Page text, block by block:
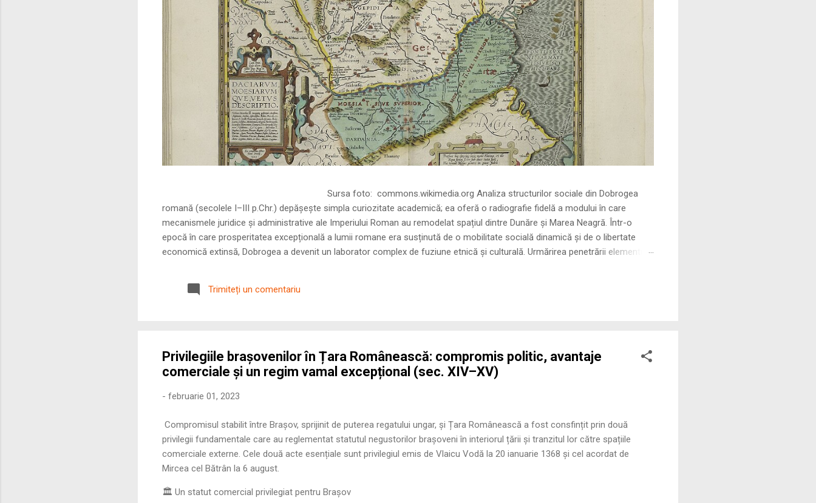
Sursa foto: commons.wikimedia.org Analiza structurilor sociale din Dobrogea
romană (secolele I–III p.Chr.) depășește simpla curiozitate academică; ea oferă o radiografie fidelă a modului în care
mecanismele juridice și administrative ale Imperiului Roman au remodelat spațiul dintre Dunăre și Marea Neagră. Într-o
epocă în care prosperitatea excepțională a lumii romane era susținută de o mobilitate socială dinamică și de o libertate
economică extinsă, Dobrogea a devenit un laborator complex de fuziune etnică și culturală. Urmărirea penetrării elementului
precizie profunzimea și ritmul procesului de rom...
Trimiteți un comentariu
Privilegiile brașovenilor în Țara Românească: compromis politic, avantaje
comerciale și un regim vamal excepțional (sec. XIV–XV)
- februarie 01, 2023
Compromisul stabilit între Brașov, sprijinit de puterea regatului ungar, și Țara Românească a fost consfințit prin două
privilegii fundamentale care au reglementat statutul negustorilor brașoveni în interiorul țării și tranzitul lor către spațiile
comerciale externe. Cele două acte esențiale sunt privilegiul emis de Vlaicu Vodă la 20 ianuarie 1368 și cel acordat de
Mircea cel Bătrân la 6 august.
🏛️ Un statut comercial privilegiat pentru Brașov